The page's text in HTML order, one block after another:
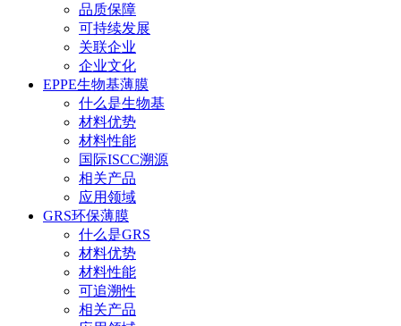
品质保障
可持续发展
关联企业
企业文化
EPPE生物基薄膜
什么是生物基
材料优势
材料性能
国际ISCC溯源
相关产品
应用领域
GRS环保薄膜
什么是GRS
材料优势
材料性能
可追溯性
相关产品